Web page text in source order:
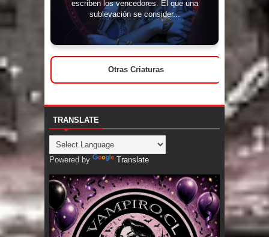
escriben los vencedores. El que una
sublevación se consider...
Otras Criaturas
TRANSLATE
Powered by Translate